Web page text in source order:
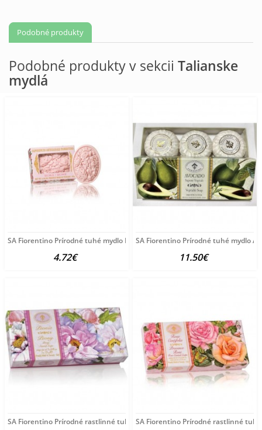
Podobné produkty
Podobné produkty v sekcii Talianske
mydlá
SA Fiorentino Prírodné tuhé mydlo Ruža 125 g
4.72€
SA Fiorentino Prírodné tuhé mydlo
11.50€
SA Fiorentino Prírodné rastlinné tuhé mydlo Pivónia 3x125
SA Fiorentino Prírodné rastlinné